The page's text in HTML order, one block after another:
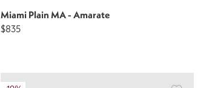
Miami Plain MA - Amarate
$835